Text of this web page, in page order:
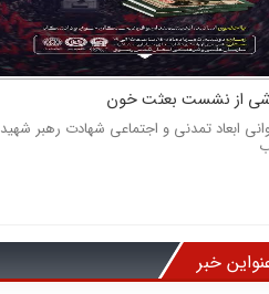
از نشست بعثت خون
ابعاد تمدنی و اجتماعی شهادت رهبر شهید
خبر